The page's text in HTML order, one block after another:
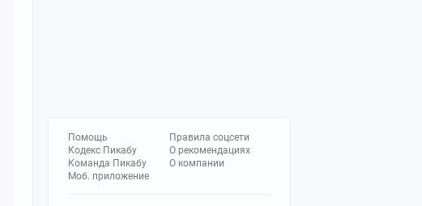
Помощь
Кодекс Пикабу
Команда Пикабу
Моб. приложение
Правила соцсети
О рекомендациях
О компании